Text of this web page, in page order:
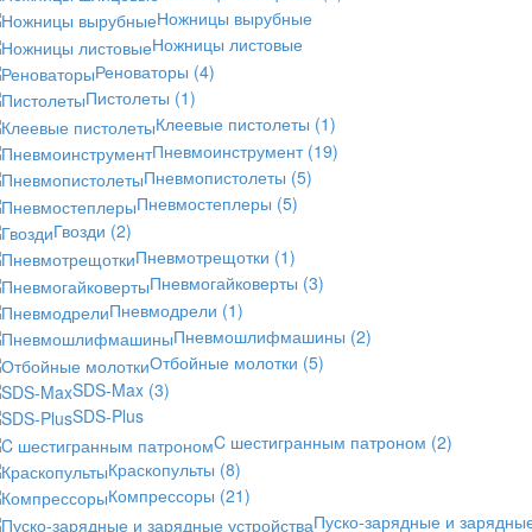
Ножницы вырубные
Ножницы листовые
Реноваторы (4)
Пистолеты (1)
Клеевые пистолеты (1)
Пневмоинструмент (19)
Пневмопистолеты (5)
Пневмостеплеры (5)
Гвозди (2)
Пневмотрещотки (1)
Пневмогайковерты (3)
Пневмодрели (1)
Пневмошлифмашины (2)
Отбойные молотки (5)
SDS-Max (3)
SDS-Plus
C шестигранным патроном (2)
Краскопульты (8)
Компрессоры (21)
Пуско-зарядные и